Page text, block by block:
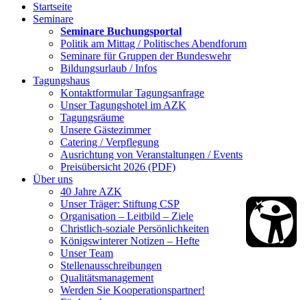
Startseite
Seminare
Seminare Buchungsportal
Politik am Mittag / Politisches Abendforum
Seminare für Gruppen der Bundeswehr
Bildungsurlaub / Infos
Tagungshaus
Kontaktformular Tagungsanfrage
Unser Tagungshotel im AZK
Tagungsräume
Unsere Gästezimmer
Catering / Verpflegung
Ausrichtung von Veranstaltungen / Events
Preisübersicht 2026 (PDF)
Über uns
40 Jahre AZK
Unser Träger: Stiftung CSP
Organisation – Leitbild – Ziele
Christlich-soziale Persönlichkeiten
Königswinterer Notizen – Hefte
Unser Team
Stellenausschreibungen
Qualitätsmanagement
Werden Sie Kooperationspartner!